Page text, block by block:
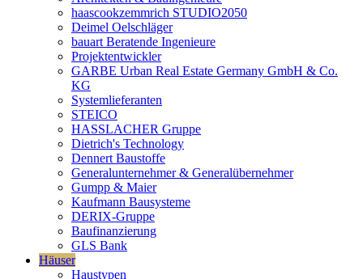
haascookzemmrich STUDIO2050
Deimel Oelschläger
bauart Beratende Ingenieure
Projektentwickler
GARBE Urban Real Estate Germany GmbH & Co.
KG
Systemlieferanten
STEICO
HASSLACHER Gruppe
Dietrich's Technology
Dennert Baustoffe
Generalunternehmer & Generalübernehmer
Gumpp & Maier
Kaufmann Bausysteme
DERIX-Gruppe
Baufinanzierung
GLS Bank
Häuser
Haustypen